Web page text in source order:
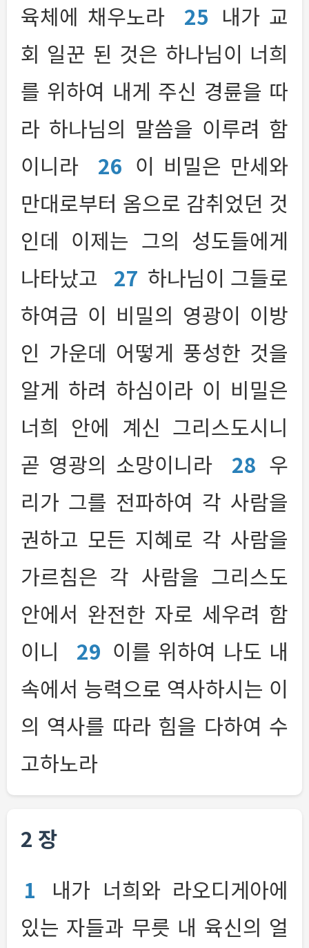
육체에 채우노라
25 내가 교
회 일꾼 된 것은 하나님이 너희
를 위하여 내게 주신 경륜을 따
라 하나님의 말씀을 이루려 함
이니라
26 이 비밀은 만세와
만대로부터 옴으로 감취었던 것
인데 이제는 그의 성도들에게
나타났고 27 하나님이 그들로
하여금 이 비밀의 영광이 이방
인 가운데 어떻게 풍성한 것을
알게 하려 하심이라 이 비밀은
너희 안에 계신 그리스도시니
곧 영광의 소망이니라
28 우
리가 그를 전파하여 각 사람을
권하고 모든 지혜로 각 사람을
가르침은 각 사람을 그리스도
안에서 완전한 자로 세우려 함
이니
29 이를 위하여 나도 내
속에서 능력으로 역사하시는 이
의 역사를 따라 힘을 다하여 수
고하노라
2 장
1
내가 너희와 라오디게아에
있는 자들과 무릇 내 육신의 얼